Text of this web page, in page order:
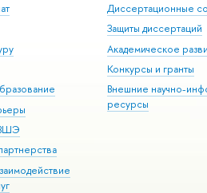
Диссертационные
Защиты диссертаций
Академическое
Конкурсы и гранты
Внешние научно-
ресурсы